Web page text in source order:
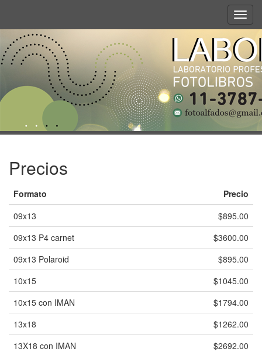
Precios
Formato
Precio
09x13
$895.00
09x13 P4 carnet
$3600.00
09x13 Polaroid
$895.00
10x15
$1045.00
10x15 con IMAN
$1794.00
13x18
$1262.00
13X18 con IMAN
$2692.00